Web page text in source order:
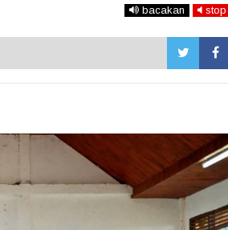
bacakan stop